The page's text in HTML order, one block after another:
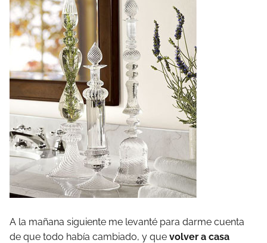
A la mañana siguiente me levanté para darme cuenta
de que todo había cambiado, y que volver a casa